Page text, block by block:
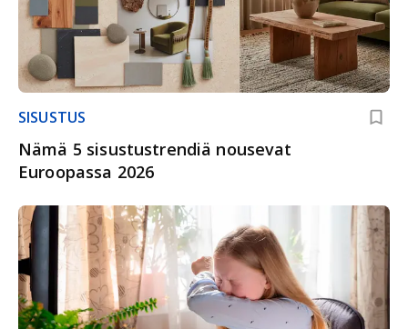
SISUSTUS
Nämä 5 sisustustrendiä nousevat
Euroopassa 2026